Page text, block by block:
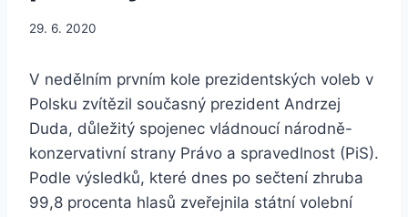
29. 6. 2020
V nedělním prvním kole prezidentských voleb v
Polsku zvítězil současný prezident Andrzej
Duda, důležitý spojenec vládnoucí národně-
konzervativní strany Právo a spravedlnost (PiS).
Podle výsledků, které dnes po sečtení zhruba
99,8 procenta hlasů zveřejnila státní volební